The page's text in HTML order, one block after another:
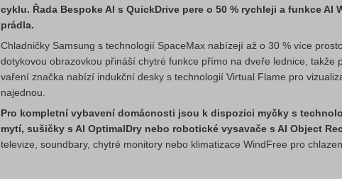
cyklu. Řada Bespoke AI s QuickDrive pere o 50 % rychleji a funkce
prádla.
Chladničky Samsung s technologií SpaceMax nabízejí až o 30 % více
dotykovou obrazovkou přináší chytré funkce přímo na dveře lednice,
vaření značka nabízí indukční desky s technologií Virtual Flame pro
najednou.
Pro kompletní vybavení domácnosti jsou k dispozici myčky s
mytí, sušičky s AI OptimalDry nebo robotické vysavače s AI Object
televize, soundbary, chytré monitory nebo klimatizace WindFree pro